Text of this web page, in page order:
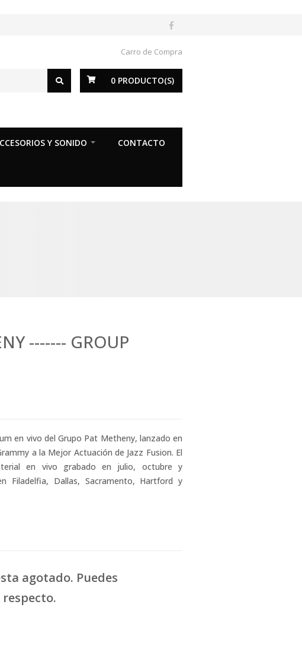
Carro de Compra
0 PRODUCTO(S)
Y SONIDO CONTACTO
------- GROUP
en vivo del Grupo Pat Metheny, lanzado en
a la Mejor Actuación de Jazz Fusion. El
en vivo grabado en julio, octubre y
Filadelfia, Dallas, Sacramento, Hartford y
agotado. Puedes